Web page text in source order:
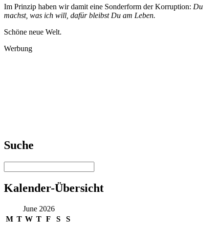
Im Prinzip haben wir damit eine Sonderform der Korruption: Du
machst, was ich will, dafür bleibst Du am Leben.
Schöne neue Welt.
Werbung
Suche
Kalender-Übersicht
June 2026
M T W T F S
S